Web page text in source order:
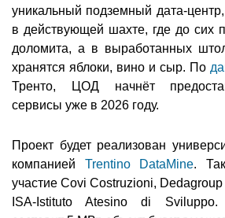
уникальный подземный дата-
в действующей шахте, где до сих
доломита, а в выработанных
хранятся яблоки, вино и сыр. По
Тренто, ЦОД начнёт
сервисы уже в 2026 году.
Проект будет реализован
компанией Trentino DataMine.
участие Covi Costruzioni,
ISA-Istituto Atesino di Sviluppo.